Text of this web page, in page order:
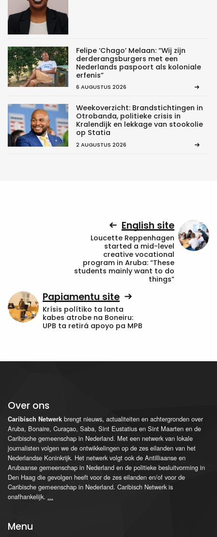
Felipe ‘Chago’ Melaan: “Wij zijn
derderangsburgers met een
Nederlands paspoort als koloniale
erfenis”
6 AUGUSTUS 2026
Weekoverzicht: Brandstichtingen in
Otrobanda, politieke crisis in
Kralendijk en lekkage van stookolie
op Statia
2 AUGUSTUS 2026
English site
Loucette Reppenhagen
started a mid-level
creative vocational
program in Aruba: “These
students mainly want to do
things”
Papiamentu site
Krísis polítiko ta lanta
kabes atrobe na Boneiru:
UPB ta retirá apoyo pa MPB
Over ons
Caribisch Netwerk brengt nieuws, actualiteiten en achtergronden over
Aruba, Bonaire, Curaçao, Saba, Sint Eustatius en Sint Maarten en de
Caribische gemeenschap in Nederland. Met een netwerk van lokale
journalisten volgen we de ontwikkelingen op de zes eilanden van het
Nederlandse Koninkrijk. Het netwerk volgt ook de Antilliaanse en
Arubaanse gemeenschap in Nederland en de politieke besluitvorming in
Den Haag die gevolgen heeft voor de zes eilanden en/of voor de
Caribische gemeenschap in Nederland. Caribisch Netwerk is
onafhankelijk. ...
Menu